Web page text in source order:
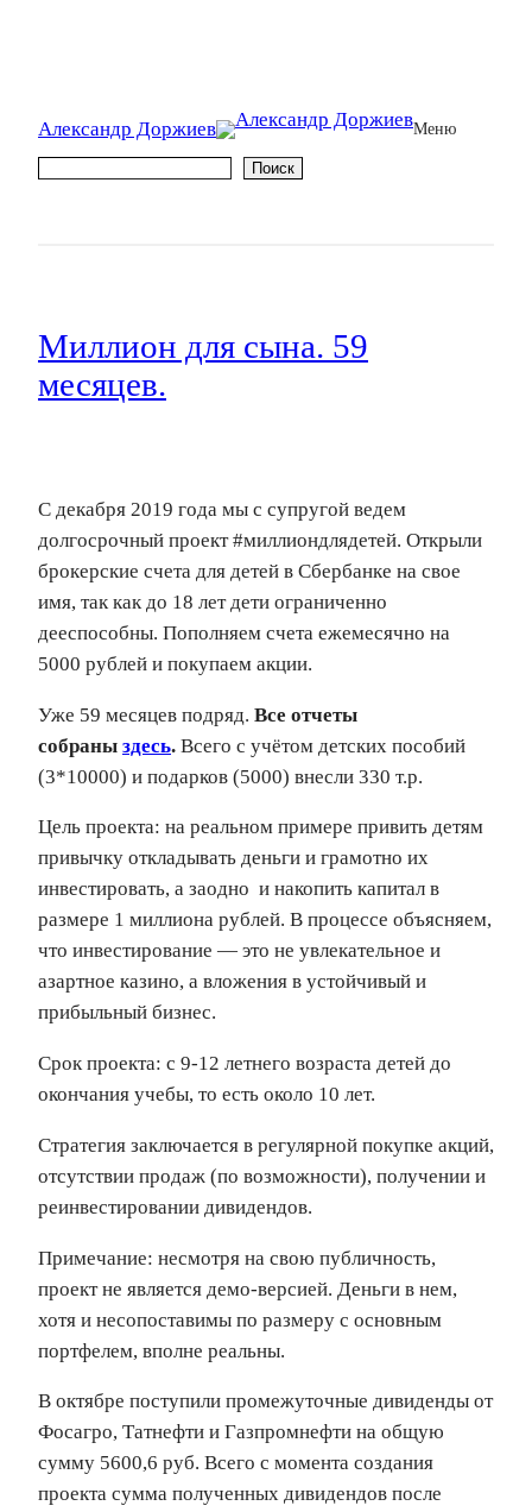
Александр Доржиев Меню
Поиск
Миллион для сына. 59
месяцев.
С декабря 2019 года мы с супругой ведем
долгосрочный проект #миллиондлядетей. Открыли
брокерские счета для детей в Сбербанке на свое
имя, так как до 18 лет дети ограниченно
дееспособны. Пополняем счета ежемесячно на
5000 рублей и покупаем акции.
Уже 59 месяцев подряд. Все отчеты
собраны здесь. Всего с учётом детских пособий
(3*10000) и подарков (5000) внесли 330 т.р.
Цель проекта: на реальном примере привить детям
привычку откладывать деньги и грамотно их
инвестировать, а заодно и накопить капитал в
размере 1 миллиона рублей. В процессе объясняем,
что инвестирование — это не увлекательное и
азартное казино, а вложения в устойчивый и
прибыльный бизнес.
Срок проекта: с 9-12 летнего возраста детей до
окончания учебы, то есть около 10 лет.
Стратегия заключается в регулярной покупке акций,
отсутствии продаж (по возможности), получении и
реинвестировании дивидендов.
Примечание: несмотря на свою публичность,
проект не является демо-версией. Деньги в нем,
хотя и несопоставимы по размеру с основным
портфелем, вполне реальны.
В октябре поступили промежуточные дивиденды от
Фосагро, Татнефти и Газпромнефти на общую
сумму 5600,6 руб. Всего с момента создания
проекта сумма полученных дивидендов после